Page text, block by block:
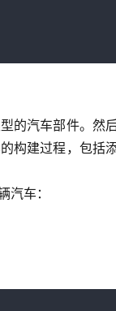
的汽车部件。然
构建过程，包括
车：